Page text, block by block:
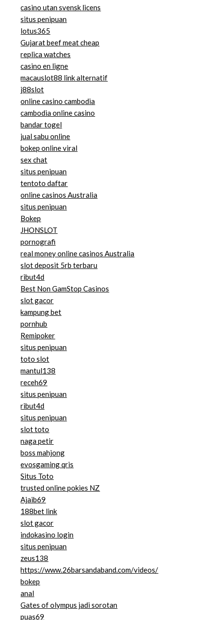
casino utan svensk licens
situs penipuan
lotus365
Gujarat beef meat cheap
replica watches
casino en ligne
macauslot88 link alternatif
j88slot
online casino cambodia
cambodia online casino
bandar togel
jual sabu online
bokep online viral
sex chat
situs penipuan
tentoto daftar
online casinos Australia
situs penipuan
Bokep
JHONSLOT
pornografi
real money online casinos Australia
slot deposit 5rb terbaru
ribut4d
Best Non GamStop Casinos
slot gacor
kampung bet
pornhub
Remipoker
situs penipuan
toto slot
mantul138
receh69
situs penipuan
ribut4d
situs penipuan
slot toto
naga petir
boss mahjong
evosgaming qris
Situs Toto
trusted online pokies NZ
Ajaib69
188bet link
slot gacor
indokasino login
situs penipuan
zeus138
https://www.26barsandaband.com/videos/
bokep
anal
Gates of olympus jadi sorotan
puas69